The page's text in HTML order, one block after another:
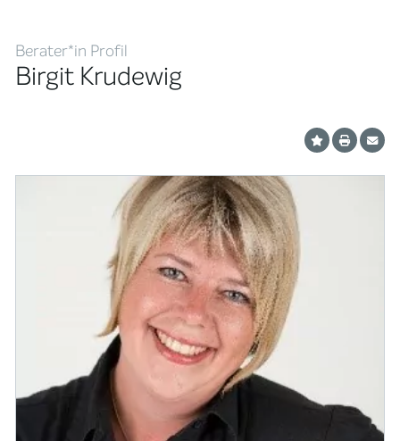
Berater*in Profil
Birgit Krudewig